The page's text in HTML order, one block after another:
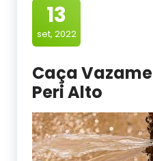
13
set, 2022
Caça
Peri Alto